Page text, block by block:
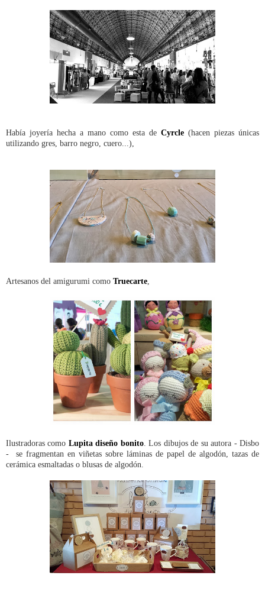
Había joyería hecha a mano como esta de Cyrcle (hacen piezas únicas
utilizando gres, barro negro, cuero...),
Artesanos del amigurumi como Truecarte
Ilustradoras como Lupita diseño bonito. Los dibujos de su autora - Disbo
- se fragmentan en viñetas sobre láminas de papel de algodón, tazas de
cerámica esmaltadas o blusas de algodón.